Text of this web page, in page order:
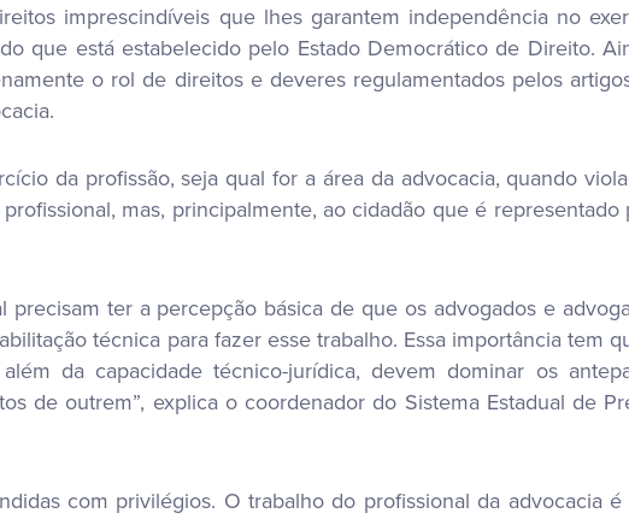
imprescindíveis que lhes garantem independência no
que está estabelecido pelo Estado Democrático de Direito.
o rol de direitos e deveres regulamentados pelos
da profissão, seja qual for a área da advocacia, quando
mas, principalmente, ao cidadão que é
ter a percepção básica de que os advogados e
técnica para fazer esse trabalho. Essa importância tem
da capacidade técnico-jurídica, devem dominar os
de outrem”, explica o coordenador do Sistema Estadual de
com privilégios. O trabalho do profissional da advocacia